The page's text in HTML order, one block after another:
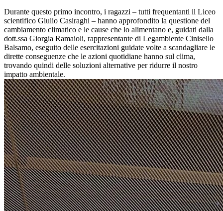
Durante questo primo incontro, i ragazzi – tutti frequentanti il Liceo
scientifico Giulio Casiraghi – hanno approfondito la questione del
cambiamento climatico e le cause che lo alimentano e, guidati dalla
dott.ssa Giorgia Ramaioli, rappresentante di Legambiente Cinisello
Balsamo, eseguito delle esercitazioni guidate volte a scandagliare le
dirette conseguenze che le azioni quotidiane hanno sul clima,
trovando quindi delle soluzioni alternative per ridurre il nostro
impatto ambientale.